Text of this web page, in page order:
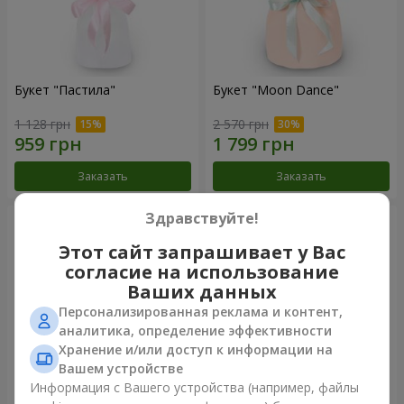
Букет "Пастила"
1 128 грн
Заказать
Букет "Moon Dance"
2 570 грн
Заказать
Здравствуйте!
Этот сайт запрашивает у Вас
согласие на использование
Ваших данных
Персонализированная реклама и контент,
аналитика, определение эффективности
Хранение и/или доступ к информации на
Вашем устройстве
Информация с Вашего устройства (например, файлы